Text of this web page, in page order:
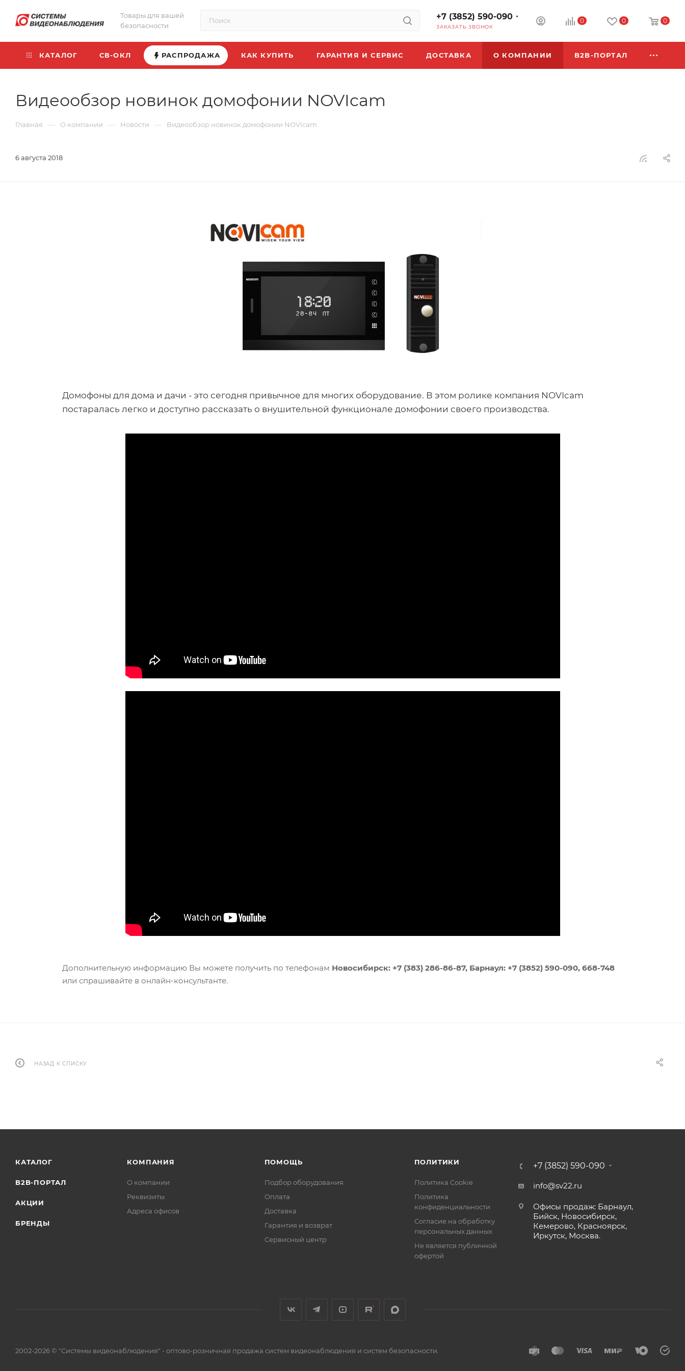
Товары для вашей
безопасности
+7 (3852) 590-090
ЗАКАЗАТЬ ЗВОНОК
0 0 0
КАТАЛОГ СВ-ОКЛ РАСПРОДАЖА КАК КУПИТЬ ГАРАНТИЯ И СЕРВИС ДОСТАВКА О КОМПАНИИ B2B-ПОРТАЛ
Видеообзор новинок домофонии NOVIcam
Главная — О компании — Новости — Видеообзор новинок домофонии NOVIcam
6 августа 2018
Домофоны для дома и дачи - это сегодня привычное для многих оборудование. В этом ролике компания NOVIcam
постаралась легко и доступно рассказать о внушительной функционале домофонии своего производства.
Дополнительную информацию Вы можете получить по телефонам Новосибирск: +7 (383) 286-86-87, Барнаул: +7 (3852) 590-090, 668-748
или спрашивайте в онлайн-консультанте.
НАЗАД К СПИСКУ
КАТАЛОГ
B2B-ПОРТАЛ
АКЦИИ
БРЕНДЫ
КОМПАНИЯ
О компании
Реквизиты
Адреса офисов
ПОМОЩЬ
Подбор оборудования
Оплата
Доставка
Гарантия и возврат
Сервисный центр
ПОЛИТИКИ
Политика Cookie
Политика
конфиденциальности
Согласие на обработку
персональных данных
Не является публичной
офертой
+7 (3852) 590-090
info@sv22.ru
Офисы продаж: Барнаул,
Бийск, Новосибирск,
Кемерово, Красноярск,
Иркутск, Москва.
2002-2026 © "Системы видеонаблюдения" - оптово-розничная продажа систем видеонаблюдения и систем безопасности.